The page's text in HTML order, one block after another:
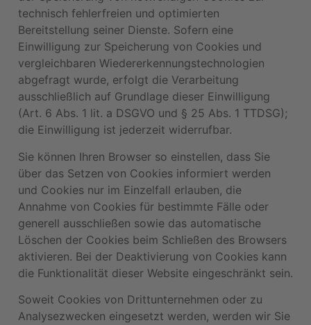
technisch fehlerfreien und optimierten
Bereitstellung seiner Dienste. Sofern eine
Einwilligung zur Speicherung von Cookies und
vergleichbaren Wiedererkennungstechnologien
abgefragt wurde, erfolgt die Verarbeitung
ausschließlich auf Grundlage dieser Einwilligung
(Art. 6 Abs. 1 lit. a DSGVO und § 25 Abs. 1 TTDSG);
die Einwilligung ist jederzeit widerrufbar.
Sie können Ihren Browser so einstellen, dass Sie
über das Setzen von Cookies informiert werden
und Cookies nur im Einzelfall erlauben, die
Annahme von Cookies für bestimmte Fälle oder
generell ausschließen sowie das automatische
Löschen der Cookies beim Schließen des Browsers
aktivieren. Bei der Deaktivierung von Cookies kann
die Funktionalität dieser Website eingeschränkt sein.
Soweit Cookies von Drittunternehmen oder zu
Analysezwecken eingesetzt werden, werden wir Sie